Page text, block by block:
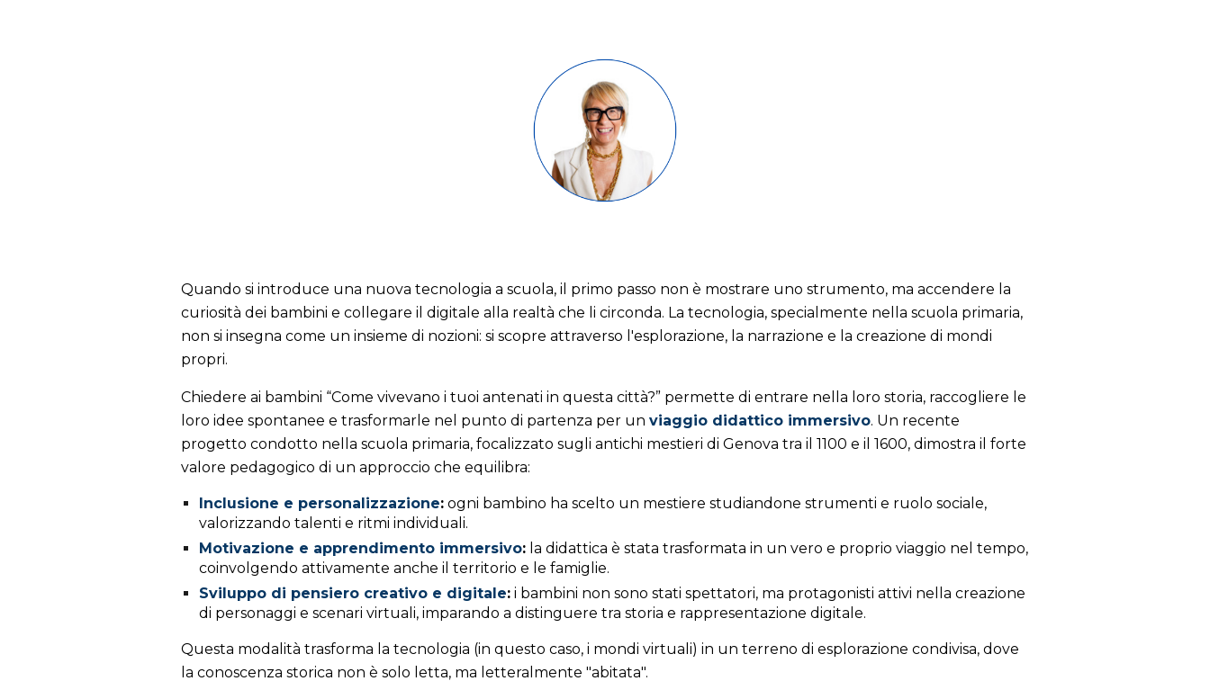
Quando si introduce una nuova tecnologia a scuola, il primo passo non è mostrare uno strumento, ma accendere la
curiosità dei bambini e collegare il digitale alla realtà che li circonda. La tecnologia, specialmente nella scuola primaria,
non si insegna come un insieme di nozioni: si scopre attraverso l'esplorazione, la narrazione e la creazione di mondi
propri.
Chiedere ai bambini “Come vivevano i tuoi antenati in questa città?” permette di entrare nella loro storia, raccogliere le
loro idee spontanee e trasformarle nel punto di partenza per unviaggio didattico immersivo. Un recente
progetto condotto nella scuola primaria, focalizzato sugli antichi mestieri di Genova tra il 1100 e il 1600, dimostra il forte
valore pedagogico di un approccio che equilibra:
Inclusione e personalizzazione: ogni bambino ha scelto un mestiere studiandone strumenti e ruolo sociale,
valorizzando talenti e ritmi individuali.
Motivazione e apprendimento immersivo: la didattica è stata trasformata in un vero e proprio viaggio nel tempo,
coinvolgendo attivamente anche il territorio e le famiglie.
Sviluppo di pensiero creativo e digitale: i bambini non sono stati spettatori, ma protagonisti attivi nella creazione
di personaggi e scenari virtuali, imparando a distinguere tra storia e rappresentazione digitale.
Questa modalità trasforma la tecnologia (in questo caso, i mondi virtuali) in un terreno di esplorazione condivisa, dove
la conoscenza storica non è solo letta, ma letteralmente "abitata".